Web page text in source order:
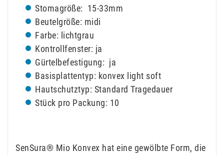
Stomagröße: 15-33mm
Beutelgröße: midi
Farbe: lichtgrau
Kontrollfenster: ja
Gürtelbefestigung: ja
Basisplattentyp: konvex light soft
Hautschutztyp: Standard Tragedauer
Stück pro Packung: 10
SenSura® Mio Konvex hat eine gewölbte Form, die